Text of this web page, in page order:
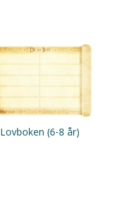
Lovboken (6-8 år)